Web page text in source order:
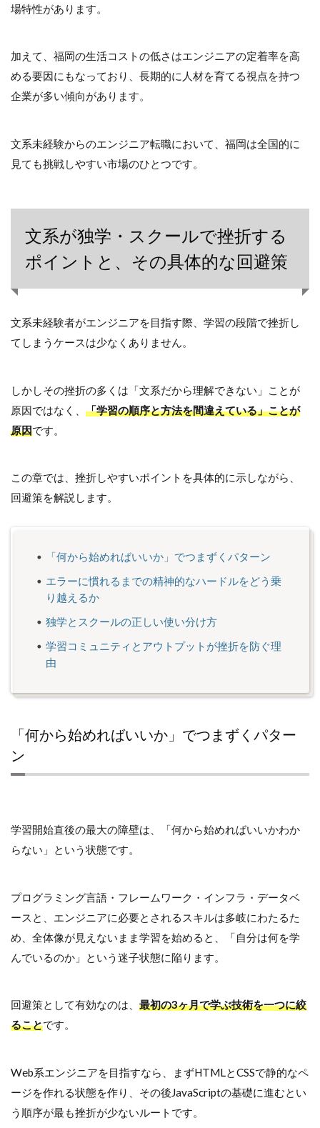
場特性があります。
加えて、福岡の生活コストの低さはエンジニアの定着率を高
める要因にもなっており、長期的に人材を育てる視点を持つ
企業が多い傾向があります。
文系未経験からのエンジニア転職において、福岡は全国的に
見ても挑戦しやすい市場のひとつです。
文系が独学・スクールで挫折する
ポイントと、その具体的な回避策
文系未経験者がエンジニアを目指す際、学習の段階で挫折し
てしまうケースは少なくありません。
しかしその挫折の多くは「文系だから理解できない」ことが
原因ではなく、 「学習の順序と方法を間違えている」ことが
原因です。
この章では、挫折しやすいポイントを具体的に示しながら、
回避策を解説します。
「何から始めればいいか」でつまずくパターン
エラーに慣れるまでの精神的なハードルをどう乗
り越えるか
独学とスクールの正しい使い分け方
学習コミュニティとアウトプットが挫折を防ぐ理
由
「何から始めればいいか」でつまずくパター
ン
学習開始直後の最大の障壁は、「何から始めればいいかわか
らない」という状態です。
プログラミング言語・フレームワーク・インフラ・データベ
ースと、エンジニアに必要とされるスキルは多岐にわたるた
め、全体像が見えないまま学習を始めると、「自分は何を学
んでいるのか」という迷子状態に陥ります。
回避策として有効なのは、 最初の3ヶ月で学ぶ技術を一つに絞
ることです。
Web系エンジニアを目指すなら、まずHTMLとCSSで静的なペ
ージを作れる状態を作り、その後JavaScriptの基礎に進むとい
う順序が最も挫折が少ないルートです。